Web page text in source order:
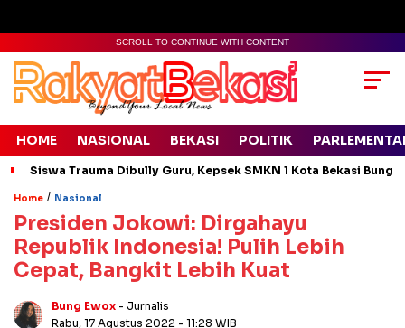
SCROLL TO CONTINUE WITH CONTENT
HOME NASIONAL BEKASI POLITIK
Siswa Trauma Dibully Guru, Kepsek SMKN 1 Kota Bekasi
Home / Nasional
Presiden Jokowi: Dirgahayu
Republik Indonesia! Pulih Lebih
Cepat, Bangkit Lebih Kuat
Bung Ewox - Jurnalis
Rabu, 17 Agustus 2022 - 11:28 WIB